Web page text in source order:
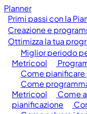
Planner
Primi passi con la
Creazione e
Ottimizza la tua
Miglior periodo
Metricool
Come
Come
Metricool
Come
pianificazione